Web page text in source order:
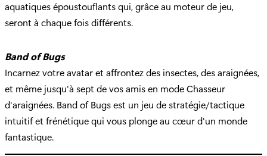
aquatiques époustouflants qui, grâce au moteur de jeu,
seront à chaque fois différents.
Band of Bugs
Incarnez votre avatar et affrontez des insectes, des araignées,
et même jusqu'à sept de vos amis en mode Chasseur
d'araignées. Band of Bugs est un jeu de stratégie/tactique
intuitif et frénétique qui vous plonge au cœur d'un monde
fantastique.